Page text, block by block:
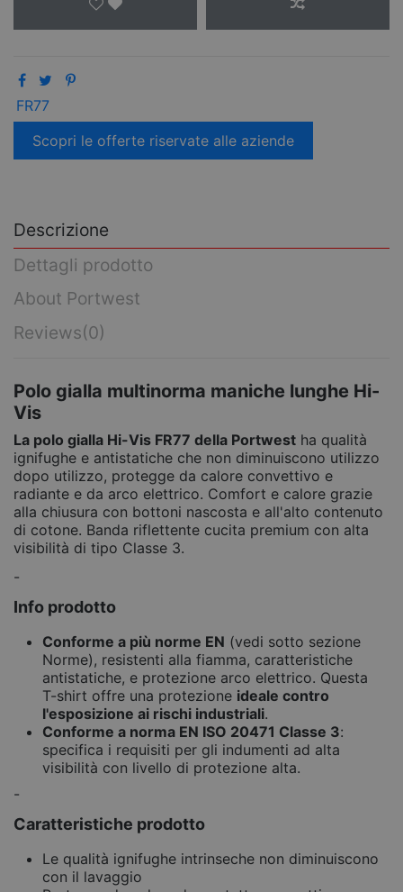
FR77
Scopri le offerte riservate alle aziende
Descrizione
Dettagli prodotto
About Portwest
Reviews(0)
Polo gialla multinorma maniche lunghe Hi-
Vis
La polo gialla Hi-Vis FR77 della Portwest ha qualità
ignifughe e antistatiche che non diminuiscono utilizzo
dopo utilizzo, protegge da calore convettivo e
radiante e da arco elettrico. Comfort e calore grazie
alla chiusura con bottoni nascosta e all'alto contenuto
di cotone. Banda riflettente cucita premium con alta
visibilità di tipo Classe 3.
-
Info prodotto
Conforme a più norme EN (vedi sotto sezione
Norme), resistenti alla fiamma, caratteristiche
antistatiche, e protezione arco elettrico. Questa
T-shirt offre una protezione ideale contro
l'esposizione ai rischi industriali.
Conforme a norma EN ISO 20471 Classe 3:
specifica i requisiti per gli indumenti ad alta
visibilità con livello di protezione alta.
-
Caratteristiche prodotto
Le qualità ignifughe intrinseche non diminuiscono
con il lavaggio